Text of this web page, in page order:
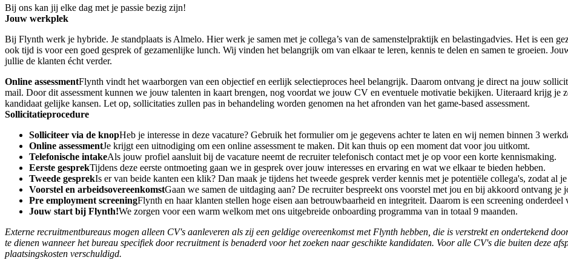
Bij ons kan jij elke dag met je passie bezig zijn!
Jouw werkplek
Bij Flynth werk je hybride. Je standplaats is Almelo. Hier werk je samen met je collega’s van de samenstelpraktijk en belastingadvies. Het is een
ook tijd is voor een goed gesprek of gezamenlijke lunch. Wij vinden het belangrijk om van elkaar te leren, kennis te delen en samen te groeien.
jullie de klanten écht verder.
Online assessmentFlynth vindt het waarborgen van een objectief en eerlijk selectieproces heel belangrijk. Daarom ontvang je direct na jouw
mail. Door dit assessment kunnen we jouw talenten in kaart brengen, nog voordat we jouw CV en eventuele motivatie bekijken. Uiteraard krijg
kandidaat gelijke kansen. Let op, sollicitaties zullen pas in behandeling worden genomen na het afronden van het game-based assessment.
Sollicitatieprocedure
Solliciteer via de knopHeb je interesse in deze vacature? Gebruik het formulier om je gegevens achter te laten en wij nemen binnen 3
Online assessmentJe krijgt een uitnodiging om een online assessment te maken. Dit kan thuis op een moment dat voor jou uitkomt.
Telefonische intakeAls jouw profiel aansluit bij de vacature neemt de recruiter telefonisch contact met je op voor een korte kennismaking.
Eerste gesprekTijdens deze eerste ontmoeting gaan we in gesprek over jouw interesses en ervaring en wat we elkaar te bieden hebben.
Tweede gesprekIs er van beide kanten een klik? Dan maak je tijdens het tweede gesprek verder kennis met je potentiële collega's, zodat al
Voorstel en arbeidsovereenkomstGaan we samen de uitdaging aan? De recruiter bespreekt ons voorstel met jou en bij akkoord ontvang je
Pre employment screeningFlynth en haar klanten stellen hoge eisen aan betrouwbaarheid en integriteit. Daarom is een screening onderdeel
Jouw start bij Flynth!We zorgen voor een warm welkom met ons uitgebreide onboarding programma van in totaal 9 maanden.
Externe recruitmentbureaus mogen alleen CV's aanleveren als zij een geldige overeenkomst met Flynth hebben, die is verstrekt en ondertekend
te dienen wanneer het bureau specifiek door recruitment is benaderd voor het zoeken naar geschikte kandidaten. Voor alle CV's die buiten deze
plaatsingskosten verschuldigd.